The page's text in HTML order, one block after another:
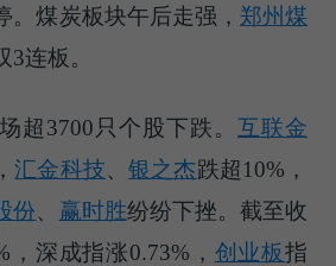
。煤炭板块午后走强， 郑州煤
3连板。
超3700只个股下跌。互联金
汇金科技、银之杰跌超10%，
份、 赢时胜纷纷下挫。截至收
深成指涨0.73%， 创业板指